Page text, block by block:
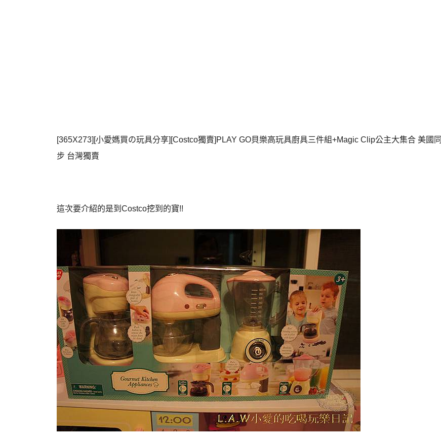
[365X273][小愛媽買の玩具分享][Costco獨賣]PLAY GO貝樂高玩具廚具三件組+Magic Clip公主大集合 美國同
步 台灣獨賣
這次要介紹的是到Costco挖到的寶!!